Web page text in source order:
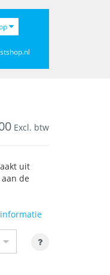
Excl. btw
uit
de